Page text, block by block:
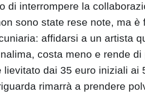
di interrompere la
sono state rese note, ma è
affidarsi a un artista
costa meno e rende
dai 35 euro iniziali ai
rimarrà a prendere